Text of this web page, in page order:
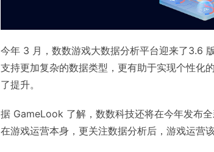
今年 3 月，数数游戏大数据分析平台迎来了3.6
支持更加复杂的数据类型，更有助于实现个性化
了提升。
据 GameLook 了解，数数科技还将在今年发布
在游戏运营本身，更关注数据分析后，游戏运营该